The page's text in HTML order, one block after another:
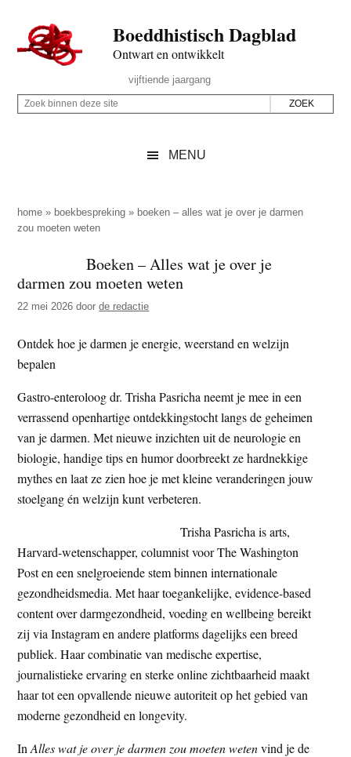
naar
de
inhoud
secondary
naar
de
sidebar
naar
de
Boeddhistisch Dagblad
Ontwart en ontwikkelt
Rechts
vijftiende jaargang
Z
p
d
z
e
i
t
e
Z
i
n
n
d
z
e
s
e
MENU
home » boekbespreking » boeken – alles wat je over je darmen
zou moeten weten
Boeken – Alles wat je over je
darmen zou moeten weten
22 mei 2026 doorde redactie
Ontdek hoe je darmen je energie, weerstand en welzijn
bepalen
Gastro-enteroloog dr. Trisha Pasricha neemt je mee in een
verrassend openhartige ontdekkingstocht langs de geheimen
van je darmen. Met nieuwe inzichten uit de neurologie en
biologie, handige tips en humor doorbreekt ze hardnekkige
mythes en laat ze zien hoe je met kleine veranderingen jouw
stoelgang én welzijn kunt verbeteren.
Trisha Pasricha is arts,
Harvard-wetenschapper, columnist voor The Washington
Post en een snelgroeiende stem binnen internationale
gezondheidsmedia. Met haar toegankelijke, evidence-based
content over darmgezondheid, voeding en wellbeing bereikt
zij via Instagram en andere platforms dagelijks een breed
publiek. Haar combinatie van medische expertise,
journalistieke ervaring en sterke online zichtbaarheid maakt
haar tot een opvallende nieuwe autoriteit op het gebied van
moderne gezondheid en longevity.
InAlles wat je over je darmen zou moeten wetenvind je de